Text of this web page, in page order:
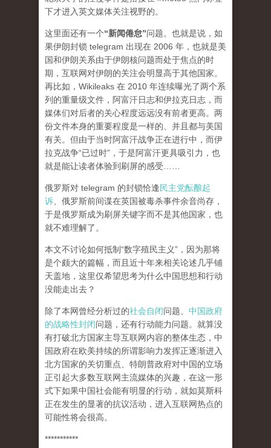
下才进入英文媒体关注视野的。
这里面还有一个“新闻倦怠”问题。也就是说，如
果伊朗封锁 telegram 出现在 2006 年，也就是美
国和伊朗关系由于伊朗核问题而处于焦点的时
期，互联网对伊朗的关注会明显高于其他国家。
再比如，Wikileaks 在 2010 年连续曝光了两个系
列的重量级文件，阿富汗日志和伊拉克日志，而
媒体们对后者的关心程度远远没有前者更高。两
份文件本身的重要程度是一样的、并且都与美国
有关。但由于当时阿富汗战争正在进行中，而伊
拉克战争“已过时”，于是阿富汗更具吸引力，也
就是能让读者体验到刷屏的感受……
俄罗斯对 telegram 的封锁恰逢民主党酝酿起
诉 、俄罗斯前间谍在英国被毒杀事件余音尚存，
于是俄罗斯成为刷屏关键字而不是其他国家，也
就不难理解了。
本文不讨论如何抵制“数字殖民主义”，因为那将
是个颇大的篇幅，而且近十年来相关论述几乎铺
天盖地，这里仅希望思考为什么中国思想和行动
没能走出去？
除了本网曾经分析过的社会自闭问题、 中国政府
的战略性封闭问题，还有行动能力问题。就算没
有打破北方国家主导互联网内容的整体生态，中
国政府在欧美持续的所谓影响力发挥正逐渐进入
北方国家的关切重点、特朗普政府对中国的立场
正引起大多数互联网主流媒体的兴趣，在这一形
式下如果中国社会能有明显的行动，就如莫斯科
正在发生的显著的抗议活动，进入互联网热点的
可能性将会很高。
***********